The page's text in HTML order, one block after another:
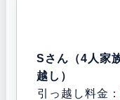
Sさん（4人家
越し）
引っ越し料金：